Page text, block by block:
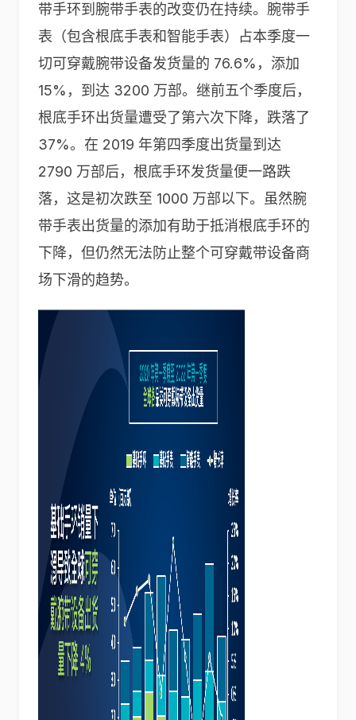
带手环到腕带手表的改变仍在持续。腕带手
表（包含根底手表和智能手表）占本季度一
切可穿戴腕带设备发货量的 76.6%，添加
15%，到达 3200 万部。继前五个季度后，
根底手环出货量遭受了第六次下降，跌落了
37%。在 2019 年第四季度出货量到达
2790 万部后，根底手环发货量便一路跌
落，这是初次跌至 1000 万部以下。虽然腕
带手表出货量的添加有助于抵消根底手环的
下降，但仍然无法防止整个可穿戴带设备商
场下滑的趋势。